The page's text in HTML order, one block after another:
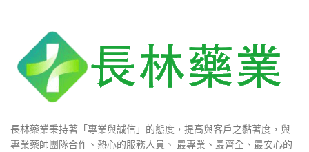
長林藥業秉持著「專業與誠信」的態度，提高與客戶之黏著度，與
專業藥師團隊合作、熱心的服務人員、 最專業、最齊全、最安心的